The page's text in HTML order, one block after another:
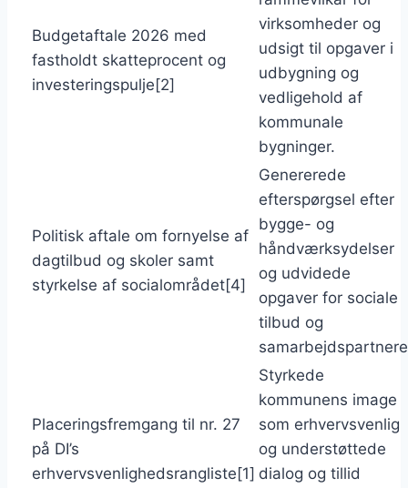
Budgetaftale 2026 med
fastholdt skatteprocent og
investeringspulje[2]
virksomheder og
udsigt til opgaver i
udbygning og
vedligehold af
kommunale
bygninger.
Politisk aftale om fornyelse af
dagtilbud og skoler samt
styrkelse af socialområdet[4]
Genererede
efterspørgsel efter
bygge- og
håndværksydelser
og udvidede
opgaver for sociale
tilbud og
Placeringsfremgang til nr. 27
på DI’s
erhvervsvenlighedsrangliste[1]
Styrkede
kommunens image
som erhvervsvenlig
og understøttede
dialog og tillid